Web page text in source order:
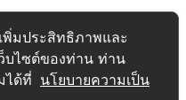
พิ่มประสิทธิภาพและ
บไซต์ของท่าน ท่าน
ได้ที่ นโยบายความเป็น